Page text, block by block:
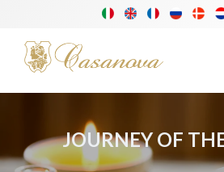
JOURNEY OF